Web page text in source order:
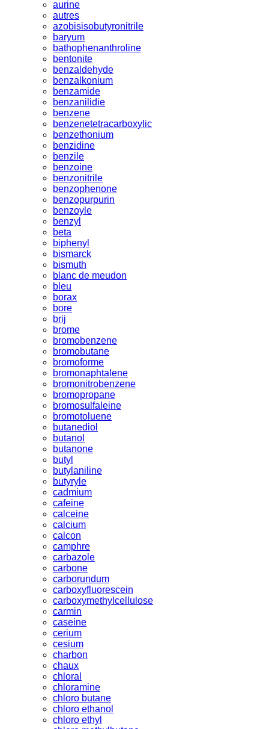
aurine
autres
azobisisobutyronitrile
baryum
bathophenanthroline
bentonite
benzaldehyde
benzalkonium
benzamide
benzanilidie
benzene
benzenetetracarboxylic
benzethonium
benzidine
benzile
benzoine
benzonitrile
benzophenone
benzopurpurin
benzoyle
benzyl
beta
biphenyl
bismarck
bismuth
blanc de meudon
bleu
borax
bore
brij
brome
bromobenzene
bromobutane
bromoforme
bromonaphtalene
bromonitrobenzene
bromopropane
bromosulfaleine
bromotoluene
butanediol
butanol
butanone
butyl
butylaniline
butyryle
cadmium
cafeine
calceine
calcium
calcon
camphre
carbazole
carbone
carborundum
carboxyfluorescein
carboxymethylcellulose
carmin
caseine
cerium
cesium
charbon
chaux
chloral
chloramine
chloro butane
chloro ethanol
chloro ethyl